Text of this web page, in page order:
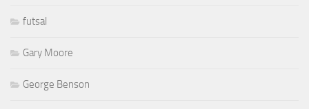
futsal
Gary Moore
George Benson